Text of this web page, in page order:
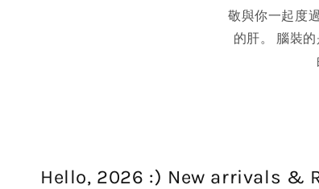
敬與你一起度
的肝。 腦裝
Hello, 2026 :) New arrivals &